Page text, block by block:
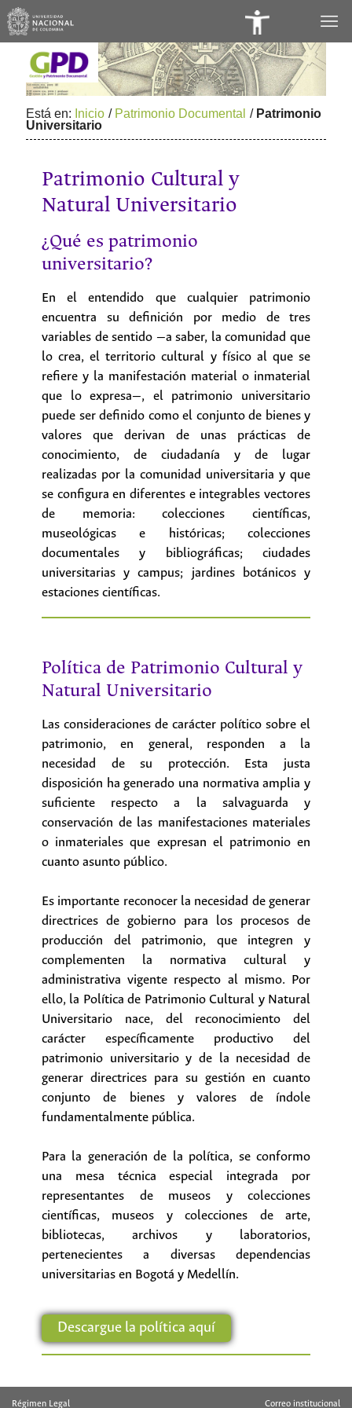
de
Accesibilidad
Está en: Inicio / Patrimonio Documental / Patrimonio
Universitario
Patrimonio Cultural y
Natural Universitario
¿Qué es patrimonio
universitario?
En el entendido que cualquier patrimonio
encuentra su definición por medio de tres
variables de sentido —a saber, la comunidad que
lo crea, el territorio cultural y físico al que se
refiere y la manifestación material o inmaterial
que lo expresa—, el patrimonio universitario
puede ser definido como el conjunto de bienes y
valores que derivan de unas prácticas de
conocimiento, de ciudadanía y de lugar
realizadas por la comunidad universitaria y que
se configura en diferentes e integrables vectores
de memoria: colecciones científicas,
museológicas e históricas; colecciones
documentales y bibliográficas; ciudades
universitarias y campus; jardines botánicos y
estaciones científicas.
Política de Patrimonio Cultural y
Natural Universitario
Las consideraciones de carácter político sobre el
patrimonio, en general, responden a la
necesidad de su protección. Esta justa
disposición ha generado una normativa amplia y
suficiente respecto a la salvaguarda y
conservación de las manifestaciones materiales
o inmateriales que expresan el patrimonio en
cuanto asunto público.
Es importante reconocer la necesidad de generar
directrices de gobierno para los procesos de
producción del patrimonio, que integren y
complementen la normativa cultural y
administrativa vigente respecto al mismo. Por
ello, la Política de Patrimonio Cultural y Natural
Universitario nace, del reconocimiento del
carácter específicamente productivo del
patrimonio universitario y de la necesidad de
generar directrices para su gestión en cuanto
conjunto de bienes y valores de índole
fundamentalmente pública.
Para la generación de la política, se conformo
una mesa técnica especial integrada por
representantes de museos y colecciones
científicas, museos y colecciones de arte,
bibliotecas, archivos y laboratorios,
pertenecientes a diversas dependencias
universitarias en Bogotá y Medellín.
Descargue la política aquí
Régimen Legal Correo institucional